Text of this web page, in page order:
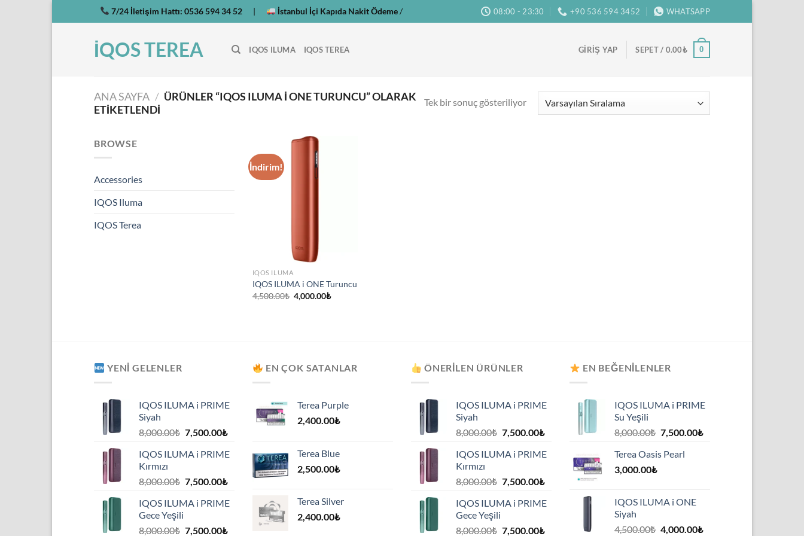
atla
7/24 İletişim Hattı: 0536 594 34 52 | İstanbul İçi Kapıda Nakit Ödeme/ 08:00 - 23:30 +90 536 594 3452 WHATSAPP
İQOS TEREA IQOS ILUMA IQOS TEREA GIRIŞ YAP SEPET / 0.00₺ 0
ANA SAYFA / ÜRÜNLER “IQOS ILUMA I ONE TURUNCU” OLARAK
ETIKETLENDI
Tek bir sonuç gösteriliyor
BROWSE
Accessories
IQOS Iluma
IQOS Terea
İndirim!
IQOS ILUMA
IQOS ILUMA i ONE Turuncu
4,500.00₺ Orijinal
fiyat:
4,000.00₺Şu
YENI GELENLER
IQOS ILUMA i PRIME
Siyah
8,000.00₺ Orijinal
8,000.00₺.
7,500.00₺Şu
fiyat:
7,500.00₺.
IQOS ILUMA i PRIME
Kırmızı
8,000.00₺ Orijinal
8,000.00₺.
7,500.00₺Şu
fiyat:
7,500.00₺.
IQOS ILUMA i PRIME
Gece Yeşili
8,000.00₺ Orijinal
7,500.00₺Şu
EN ÇOK SATANLAR
Terea Purple
2,400.00₺
Terea Blue
2,500.00₺
Terea Silver
2,400.00₺
ÖNERILEN ÜRÜNLER
IQOS ILUMA i PRIME
Siyah
8,000.00₺ Orijinal
8,000.00₺.
7,500.00₺Şu
fiyat:
7,500.00₺.
IQOS ILUMA i PRIME
Kırmızı
8,000.00₺ Orijinal
8,000.00₺.
7,500.00₺Şu
fiyat:
IQOS ILUMA i PRIME
Gece Yeşili
8,000.00₺ Orijinal
7,500.00₺Şu
EN BEĞENILENLER
IQOS ILUMA i PRIME
Su Yeşili
8,000.00₺ Orijinal
8,000.00₺.
7,500.00₺Şu
Terea Oasis Pearl
3,000.00₺
IQOS ILUMA i ONE
Siyah
4,500.00₺ Orijinal
4,000.00₺Şu